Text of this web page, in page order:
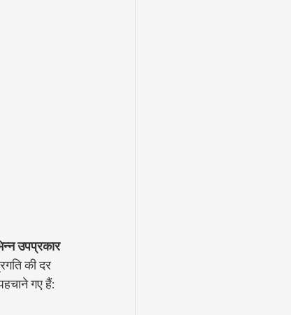
उपप्रकार
की दर
गए हैं: